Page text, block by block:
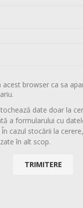
acest browser ca sa
date doar la
a formularului cu
cazul stocării la
în alt scop.